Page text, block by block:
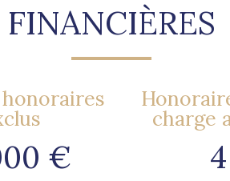
FINANCIÈRES
€
charge